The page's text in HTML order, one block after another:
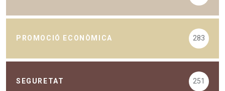
PROMOCIÓ ECONÒMICA 283
SEGURETAT 251